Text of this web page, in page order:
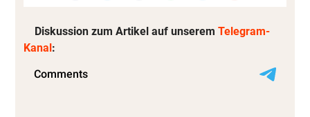
Diskussion zum Artikel auf unserem Telegram-
Kanal: